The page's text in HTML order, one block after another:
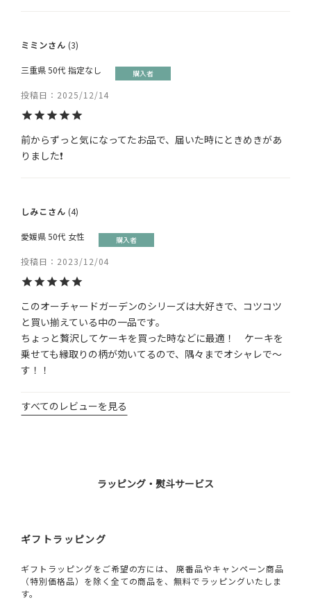
ミミン 3
購入者
三重県50代 指定なし
投稿日 2025/12/14
前からずっと気になってたお品で、届いた時にときめきがあ
りました❗️
しみこ 4
購入者
愛媛県50代 女性
投稿日 2023/12/04
このオーチャードガーデンのシリーズは大好きで、コツコツ
と買い揃えている中の一品です。
ちょっと贅沢してケーキを買った時などに最適！　ケーキを
乗せても縁取りの柄が効いてるので、隅々までオシャレで～
すべてのレビューを見る
ラッピング・熨斗サービス
ギフトラッピング
ギフトラッピングをご希望の方には、 廃番品やキャンペーン商品
（特別価格品）を除く全ての商品を、無料でラッピングいたしま
す。